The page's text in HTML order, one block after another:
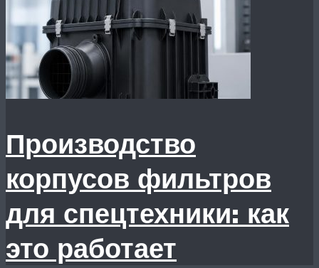
Производство
корпусов фильтров
для спецтехники: как
это работает